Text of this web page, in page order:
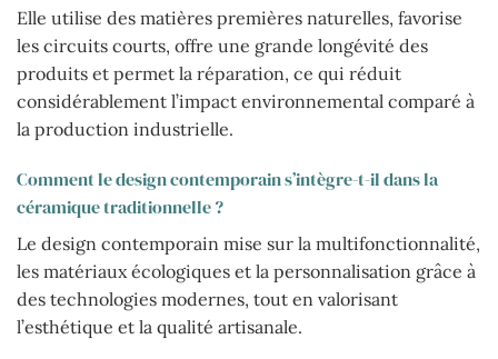
Elle utilise des matières premières naturelles, favorise
les circuits courts, offre une grande longévité des
produits et permet la réparation, ce qui réduit
considérablement l’impact environnemental comparé à
la production industrielle.
Comment le design contemporain s’intègre-t-il dans la
céramique traditionnelle ?
Le design contemporain mise sur la multifonctionnalité,
les matériaux écologiques et la personnalisation grâce à
des technologies modernes, tout en valorisant
l’esthétique et la qualité artisanale.